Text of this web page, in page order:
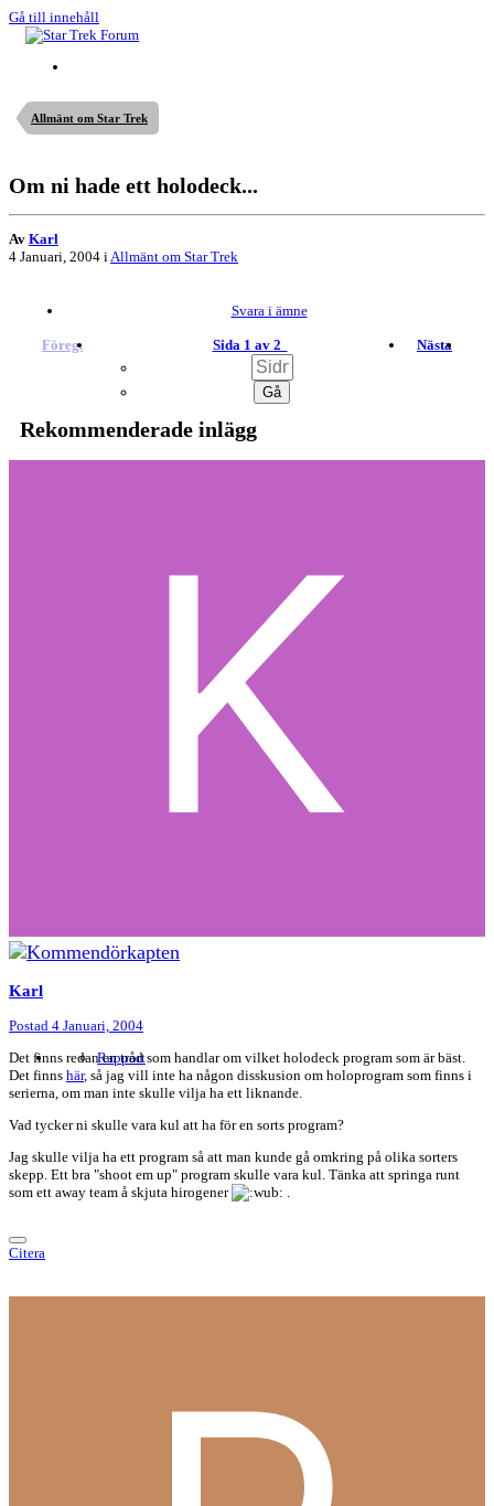
Gå till innehåll
Allmänt om Star Trek
Om ni hade ett holodeck...
Av Karl
4 Januari, 2004 i Allmänt om Star Trek
Svara i ämne
Föreg. Nästa
Sida 1 av 2
Rekommenderade inlägg
Karl
Postad 4 Januari, 2004
Rapport
Det finns redan en tråd som handlar om vilket holodeck program som är bäst.
Det finns här, så jag vill inte ha någon disskusion om holoprogram som finns i
serierna, om man inte skulle vilja ha ett liknande.
Vad tycker ni skulle vara kul att ha för en sorts program?
Jag skulle vilja ha ett program så att man kunde gå omkring på olika sorters
skepp. Ett bra "shoot em up" program skulle vara kul. Tänka att springa runt
som ett away team å skjuta hirogener
.
Citera